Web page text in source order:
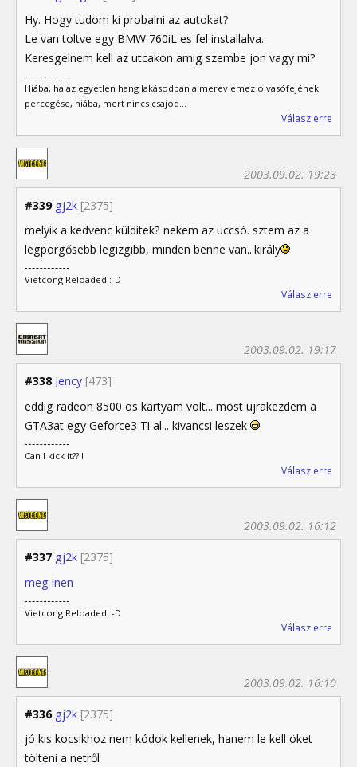
Hy. Hogy tudom ki probalni az autokat?
Le van toltve egy BMW 760iL es fel installalva.
Keresgelnem kell az utcakon amig szembe jon vagy mi?
Hiába, ha az egyetlen hang lakásodban a merevlemez olvasófejének
percegése, hiába, mert nincs csajod...
Válasz erre
#339 gj2k [2375]
2003.09.02. 19:23
melyik a kedvenc külditek? nekem az uccsó. sztem az a
legpörgősebb legizgibb, minden benne van...király
Vietcong Reloaded :-D
Válasz erre
#338 Jency [473]
2003.09.02. 19:17
eddig radeon 8500 os kartyam volt... most ujrakezdem a
GTA3at egy Geforce3 Ti al... kivancsi leszek
Can I kick it??!!
Válasz erre
#337 gj2k [2375]
2003.09.02. 16:12
meg inen
Vietcong Reloaded :-D
Válasz erre
#336 gj2k [2375]
2003.09.02. 16:10
jó kis kocsikhoz nem kódok kellenek, hanem le kell öket
tölteni a netről